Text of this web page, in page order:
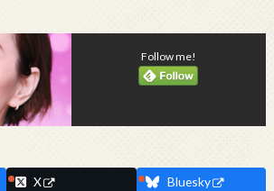
Follow me!
X
Bluesky